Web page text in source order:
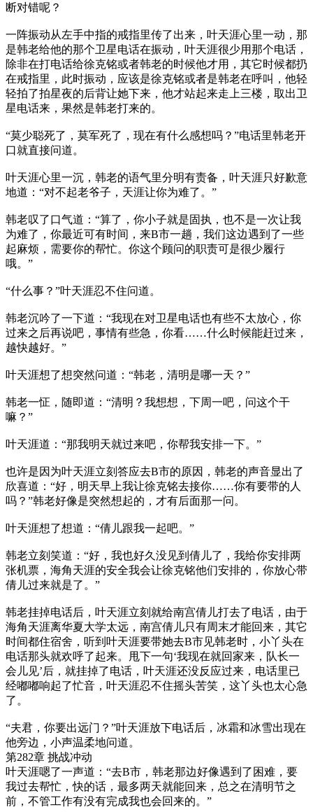
断对错呢？
一阵振动从左手中指的戒指里传了出来，叶天涯心里一动，那
是韩老给他的那个卫星电话在振动，叶天涯很少用那个电话，
除非在打电话给徐克铭或者韩老的时候他才用，其它时候都扔
在戒指里，此时振动，应该是徐克铭或者是韩老在呼叫，他轻
轻拍了拍星夜的后背让她下来，他才站起来走上三楼，取出卫
星电话来，果然是韩老打来的。
“莫少聪死了，莫军死了，现在有什么感想吗？”电话里韩老开
口就直接问道。
叶天涯心里一沉，韩老的语气里分明有责备，叶天涯只好歉意
地道：“对不起老爷子，天涯让你为难了。”
韩老叹了口气道：“算了，你小子就是固执，也不是一次让我
为难了，你最近可有时间，来B市一趟，我们这边遇到了一些
起麻烦，需要你的帮忙。你这个顾问的职责可是很少履行
哦。”
“什么事？”叶天涯忍不住问道。
韩老沉吟了一下道：“我现在对卫星电话也有些不太放心，你
过来之后再说吧，事情有些急，你看……什么时候能赶过来，
越快越好。”
叶天涯想了想突然问道：“韩老，清明是哪一天？”
韩老一怔，随即道：“清明？我想想，下周一吧，问这个干
嘛？”
叶天涯道：“那我明天就过来吧，你帮我安排一下。”
也许是因为叶天涯立刻答应去B市的原因，韩老的声音显出了
欣喜道：“好，明天早上我让徐克铭去接你……你有要带的人
吗？”韩老好像是突然想起的，才有后面那一问。
叶天涯想了想道：“倩儿跟我一起吧。”
韩老立刻笑道：“好，我也好久没见到倩儿了，我给你安排两
张机票，海角天涯的安全我会让徐克铭他们安排的，你放心带
倩儿过来就是了。”
韩老挂掉电话后，叶天涯立刻就给南宫倩儿打去了电话，由于
海角天涯离华夏大学太远，南宫倩儿只有周末才能回来，其它
时间都住宿舍，听到叶天涯要带她去B市见韩老时，小丫头在
电话那头就欢呼了起来。甩下一句‘我现在就回家来，队长一
会儿见’后，就挂掉了电话，叶天涯还没反应过来，电话里已
经嘟嘟响起了忙音，叶天涯忍不住摇头苦笑，这丫头也太心急
了。
“夫君，你要出远门？”叶天涯放下电话后，冰霜和冰雪出现在
他旁边，小声温柔地问道。
第282章 挑战冲动
叶天涯嗯了一声道：“去B市，韩老那边好像遇到了困难，要
我过去帮忙，快的话，最多两天就能回来，总之在清明节之
前，不管工作有没有完成我也会回来的。”